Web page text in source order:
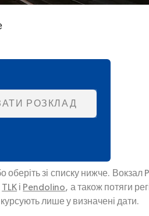
РОЗКЛАД
зі списку нижче. Вокзал
TLK і Pendolino, а також потяги
лише у визначені дати.